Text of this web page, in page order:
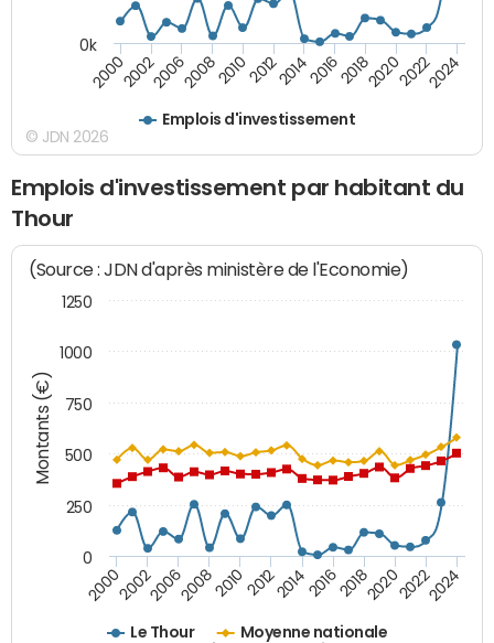
Emplois d'investissement
200020022006200820102012201420162018202020222024
0k
© JDN 2026
Emplois d'investissement par habitant du
Thour
Montants (€)
(Source : JDN d'après ministère de l'Economie)
Le Thour
Moyenne nationale
200020022006200820102012201420162018202020222024
0
250
500
750
1000
1250